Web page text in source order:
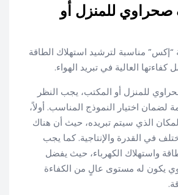
للمنزل أو
مناسبة لترشيد استهلاك الطاقة
كفاءتها العالية في تبريد الهواء.
للمنزل أو المكتب، يجب النظر
لضمان اختيار النموذج المناسب. أولاً،
الذي سيتم تبريده، حيث أن هناك
في القدرة والإنتاجية. كما يجب
واستهلاك الكهرباء، حيث يفضل
يكون له مستوى عالٍ من الكفاءة